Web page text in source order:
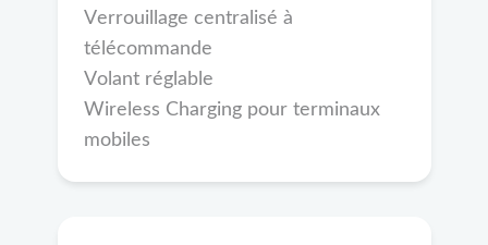
Verrouillage centralisé à
télécommande
Volant réglable
Wireless Charging pour terminaux
mobiles